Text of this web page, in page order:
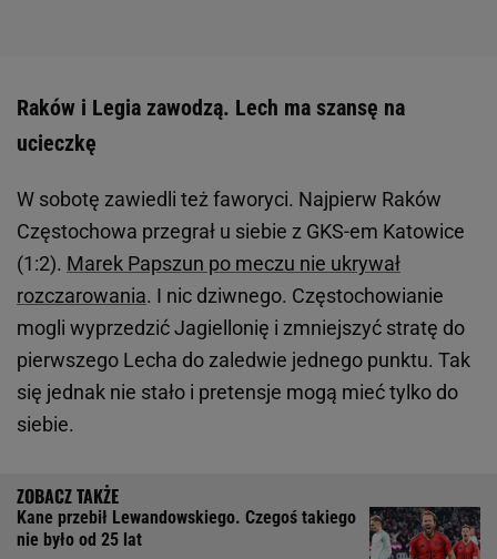
Raków i Legia zawodzą. Lech ma szansę na
ucieczkę
W sobotę zawiedli też faworyci. Najpierw Raków
Częstochowa przegrał u siebie z GKS-em Katowice
(1:2). Marek Papszun po meczu nie ukrywał
rozczarowania. I nic dziwnego. Częstochowianie
mogli wyprzedzić Jagiellonię i zmniejszyć stratę do
pierwszego Lecha do zaledwie jednego punktu. Tak
się jednak nie stało i pretensje mogą mieć tylko do
siebie.
Kane przebił Lewandowskiego. Czegoś takiego
nie było od 25 lat